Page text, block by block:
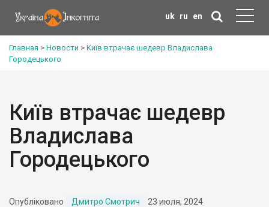
uk ru en
Главная > Новости > Київ втрачає шедевр Владислава
Городецького
Київ втрачає шедевр
Владислава
Городецького
Опубліковано Дмитро Смотрич 23 июля, 2024